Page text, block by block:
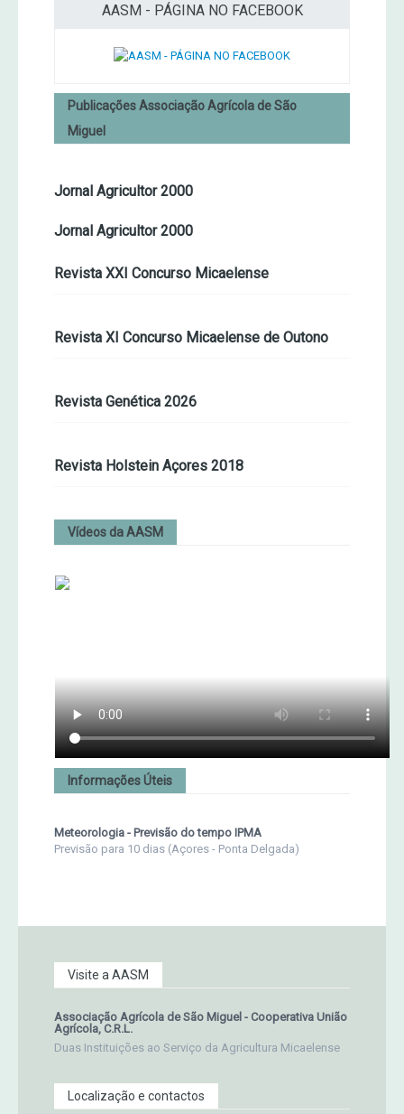
AASM - PÁGINA NO FACEBOOK
Publicações Associação Agrícola de São
Miguel
Jornal Agricultor 2000
Jornal Agricultor 2000
Revista XXI Concurso Micaelense
Revista XI Concurso Micaelense de Outono
Revista Genética 2026
Revista Holstein Açores 2018
Vídeos da AASM
Informações Úteis
Meteorologia - Previsão do tempo IPMA
Previsão para 10 dias (Açores - Ponta Delgada)
Visite a AASM
Associação Agrícola de São Miguel - Cooperativa União
Agrícola, C.R.L.
Duas Instituições ao Serviço da Agricultura Micaelense
Localização e contactos